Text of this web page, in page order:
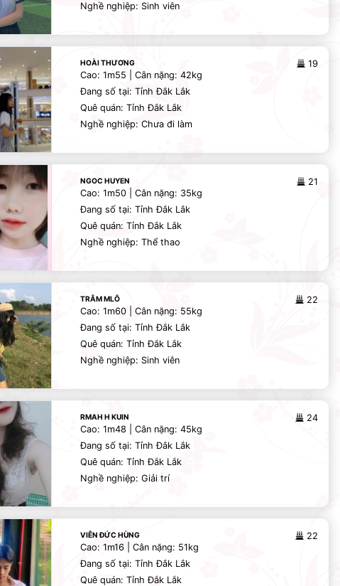
Nghề nghiệp: Sinh viên
HOÀI THƯƠNG
19
Cao: 1m55 | Cân nặng: 42kg
Đang số tại: Tỉnh Đắk Lắk
Quê quán: Tỉnh Đắk Lắk
Nghề nghiệp: Chưa đi làm
NGOC HUYEN
21
Cao: 1m50 | Cân nặng: 35kg
Đang số tại: Tỉnh Đắk Lắk
Quê quán: Tỉnh Đắk Lắk
Nghề nghiệp: Thể thao
TRÂM MLÔ
22
Cao: 1m60 | Cân nặng: 55kg
Đang số tại: Tỉnh Đắk Lắk
Quê quán: Tỉnh Đắk Lắk
Nghề nghiệp: Sinh viên
RMAH H KUIN
24
Cao: 1m48 | Cân nặng: 45kg
Đang số tại: Tỉnh Đắk Lắk
Quê quán: Tỉnh Đắk Lắk
Nghề nghiệp: Giải trí
VIÊN ĐỨC HÙNG
22
Cao: 1m16 | Cân nặng: 51kg
Đang số tại: Tỉnh Đắk Lắk
Quê quán: Tỉnh Đắk Lắk